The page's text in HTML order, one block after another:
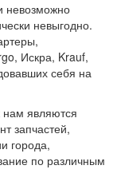
невозможно
невыгодно.
Искра, Krauf,
себя на
являются
запчастей,
города,
по различным